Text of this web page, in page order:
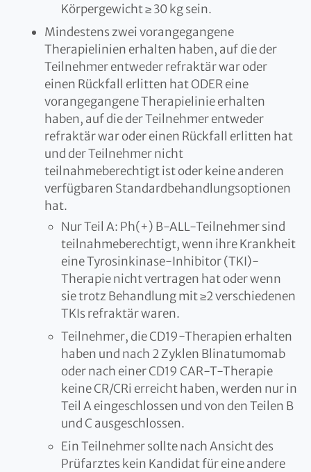
Körpergewicht ≥ 30 kg sein.
Mindestens zwei vorangegangene
Therapielinien erhalten haben, auf die der
Teilnehmer entweder refraktär war oder
einen Rückfall erlitten hat ODER eine
vorangegangene Therapielinie erhalten
haben, auf die der Teilnehmer entweder
refraktär war oder einen Rückfall erlitten hat
und der Teilnehmer nicht
teilnahmeberechtigt ist oder keine anderen
verfügbaren Standardbehandlungsoptionen
hat.
Nur Teil A: Ph(+) B-ALL-Teilnehmer sind
teilnahmeberechtigt, wenn ihre Krankheit
eine Tyrosinkinase-Inhibitor (TKI)-
Therapie nicht vertragen hat oder wenn
sie trotz Behandlung mit ≥2 verschiedenen
TKIs refraktär waren.
Teilnehmer, die CD19-Therapien erhalten
haben und nach 2 Zyklen Blinatumomab
oder nach einer CD19 CAR-T-Therapie
keine CR/CRi erreicht haben, werden nur in
Teil A eingeschlossen und von den Teilen B
und C ausgeschlossen.
Ein Teilnehmer sollte nach Ansicht des
Prüfarztes kein Kandidat für eine andere